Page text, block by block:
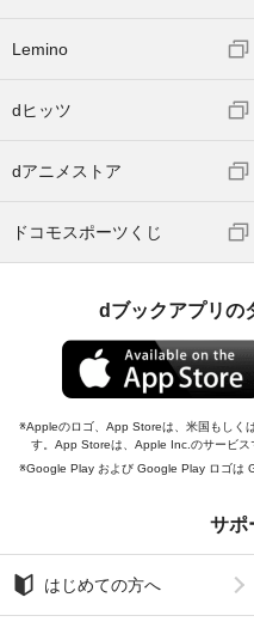
Lemino
dヒッツ
dアニメストア
ドコモスポーツくじ
dブックアプリの
Appleのロゴ、App Storeは、米国もしく
す。App Storeは、Apple Inc.のサービス
Google Play および Google Play ロゴは
サポ
はじめての方へ